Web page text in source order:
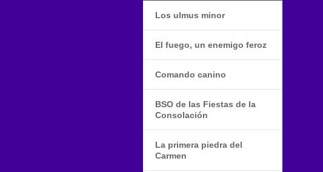
Los ulmus minor
El fuego, un enemigo feroz
Comando canino
BSO de las Fiestas de la
Consolación
La primera piedra del
Carmen